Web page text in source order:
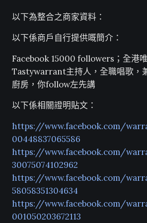
以下為整合之商家資料：
以下係商戶自行提供嘅簡介：
Facebook 15000 followers；全港
Tastywarrant主持人，全職唱歌，
廚房，你follow左先講
以下係相關證明貼文：
https://www.facebook.com/
00448837065586
https://www.facebook.com/
30075074102962
https://www.facebook.com/
58058351304634
https://www.facebook.com/
001050203672113